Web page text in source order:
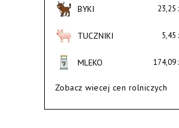
BYKI 23,25
TUCZNIKI 5,45
MLEKO 174,09
Zobacz wiecej cen rolniczych